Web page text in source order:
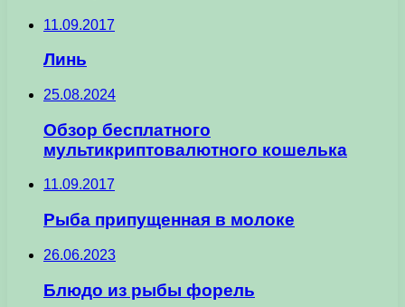
11.09.2017
Линь
25.08.2024
Обзор бесплатного
мультикриптовалютного кошелька
11.09.2017
Рыба припущенная в молоке
26.06.2023
Блюдо из рыбы форель